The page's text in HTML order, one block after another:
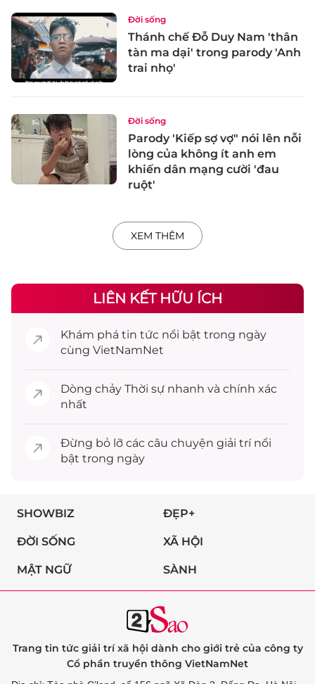
Đời sống
Thánh chế Đỗ Duy Nam 'thân
tàn ma dại' trong parody 'Anh
trai nhọ'
Đời sống
Parody 'Kiếp sợ vợ" nói lên nỗi
lòng của không ít anh em
khiến dân mạng cười 'đau
ruột'
XEM THÊM
LIÊN KẾT HỮU ÍCH
Khám phá tin tức nổi bật trong ngày
cùng VietNamNet
Dòng chảy Thời sự nhanh và chính xác
nhất
Đừng bỏ lỡ các câu chuyện giải trínổi
bật trong ngày
SHOWBIZ ĐẸP+
ĐỜI SỐNG XÃ HỘI
MẬT NGỮ SÀNH
Trang tin tức giải trí xã hội dành cho giới trẻ của công ty
Cổ phần truyền thông VietNamNet